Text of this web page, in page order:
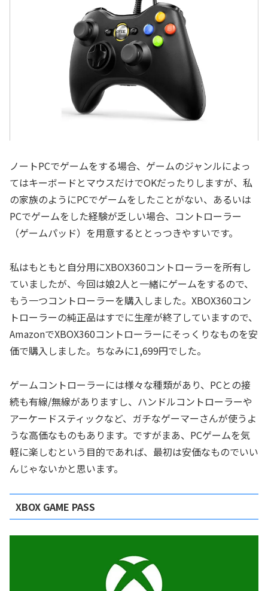
ノートPCでゲームをする場合、ゲームのジャンルによっ
てはキーボードとマウスだけでOKだったりしますが、私
の家族のようにPCでゲームをしたことがない、あるいは
PCでゲームをした経験が乏しい場合、コントローラー
（ゲームパッド）を用意するととっつきやすいです。
私はもともと自分用にXBOX360コントローラーを所有し
ていましたが、今回は娘2人と一緒にゲームをするので、
もう一つコントローラーを購入しました。XBOX360コン
トローラーの純正品はすでに生産が終了していますので、
AmazonでXBOX360コントローラーにそっくりなものを安
価で購入しました。ちなみに1,699円でした。
ゲームコントローラーには様々な種類があり、PCとの接
続も有線/無線がありますし、ハンドルコントローラーや
アーケードスティックなど、ガチなゲーマーさんが使うよ
うな高価なものもあります。ですがまあ、PCゲームを気
軽に楽しむという目的であれば、最初は安価なものでいい
んじゃないかと思います。
XBOX GAME PASS